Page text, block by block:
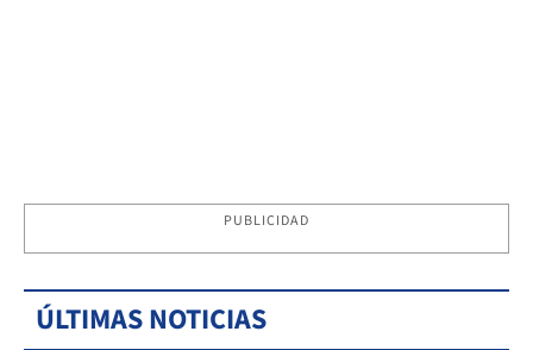
PUBLICIDAD
ÚLTIMAS NOTICIAS